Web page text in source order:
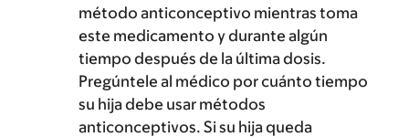
método anticonceptivo mientras toma
este medicamento y durante algún
tiempo después de la última dosis.
Pregúntele al médico por cuánto tiempo
su hija debe usar métodos
anticonceptivos. Si su hija queda